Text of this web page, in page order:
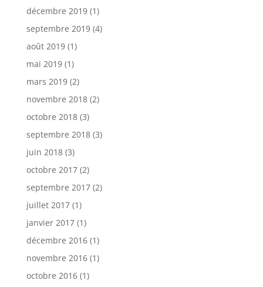
décembre 2019(1)
septembre 2019(4)
août 2019(1)
mai 2019(1)
mars 2019(2)
novembre 2018(2)
octobre 2018(3)
septembre 2018(3)
juin 2018(3)
octobre 2017(2)
septembre 2017(2)
juillet 2017(1)
janvier 2017(1)
décembre 2016(1)
novembre 2016(1)
octobre 2016(1)